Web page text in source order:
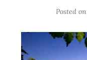
Posted on